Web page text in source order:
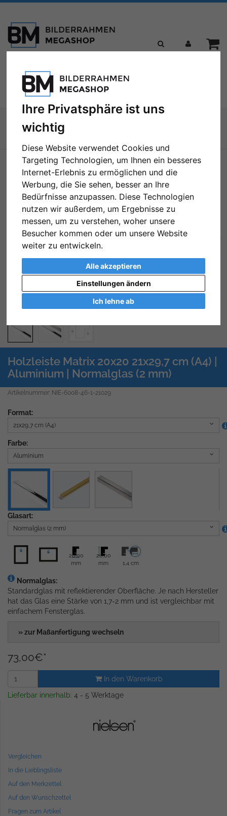
Ihre Privatsphäre ist uns
wichtig
Diese Website verwendet Cookies und
Targeting Technologien, um Ihnen ein besseres
Internet-Erlebnis zu ermöglichen und die
Werbung, die Sie sehen, besser an Ihre
Bedürfnisse anzupassen. Diese Technologien
nutzen wir außerdem, um Ergebnisse zu
messen, um zu verstehen, woher unsere
Besucher kommen oder um unsere Website
weiter zu entwickeln.
Alle akzeptieren
Ich lehne ab
Einstellungen ändern
Toggle
navigation
Menü
Sie sind hier:
Holzleiste Matrix 20x20 21x29,7 cm (A4) |
Aluminium | Normalglas (2 mm)
Artikelnummer: NIE-6008-46-1-21029
Format:
21x29,7 cm (A4)
Farbe:
Aluminium
Glasart:
Normalglas (2 mm)
20,00
mm
20,00
mm
1,4 cm
Normalglas:
Standardglas mit reflektierender Oberfläche. Je nach Hersteller
hat das Glas eine Stärke von 1,7-2 mm und ist vergleichbar mit
einfachem Fensterglas.
» zur Maßanfertigung wechseln
73,00€*
In den Warenkorb
Lieferbar innerhalb: 4 - 5 Werktage
Vergleichen
In die Lieblingsliste
Auf den Merkzettel
Auf den Wunschzettel
Fragen zum Artikel